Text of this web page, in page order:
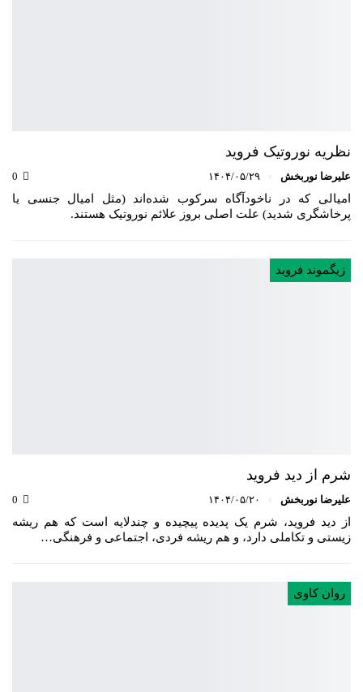
نظریه نوروتیک فروید
علیرضا نوربخش ۱۴۰۴/۰۵/۲۹
امیالی که در ناخودآگاه سرکوب شده‌اند (مثل امیال جنسی یا
پرخاشگری شدید) علت اصلی بروز علائم نوروتیک هستند.
زیگموند فروید
شرم از دید فروید
علیرضا نوربخش ۱۴۰۴/۰۵/۲۰
از دید فروید، شرم یک پدیده پیچیده و چندلایه است که هم ریشه
زیستی و تکاملی دارد، و هم ریشه فردی، اجتماعی و فرهنگی…
روان کاوی